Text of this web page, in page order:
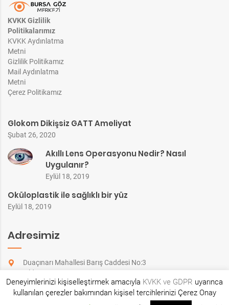
KVKK Gizlilik
Politikalarımız
KVKK Aydınlatma
Metni
Gizlilik Politikamız
Mail Aydınlatma
Metni
Çerez Politikamız
Glokom Dikişsiz GATT Ameliyat
Şubat 26, 2020
Akıllı Lens Operasyonu Nedir? Nasıl
Uygulanır?
Eylül 18, 2019
Oküloplastik ile sağlıklı bir yüz
Eylül 18, 2019
Adresimiz
Duaçınarı Mahallesi Barış Caddesi No:3
Yıldırım / BURSA
Bursa'da Yerimiz (Google Map)
Deneyimlerinizi kişiselleştirmek amacıyla KVKK ve GDPR uyarınca
kullanılan çerezler bakımından kişisel tercihlerinizi Çerez Onay
1